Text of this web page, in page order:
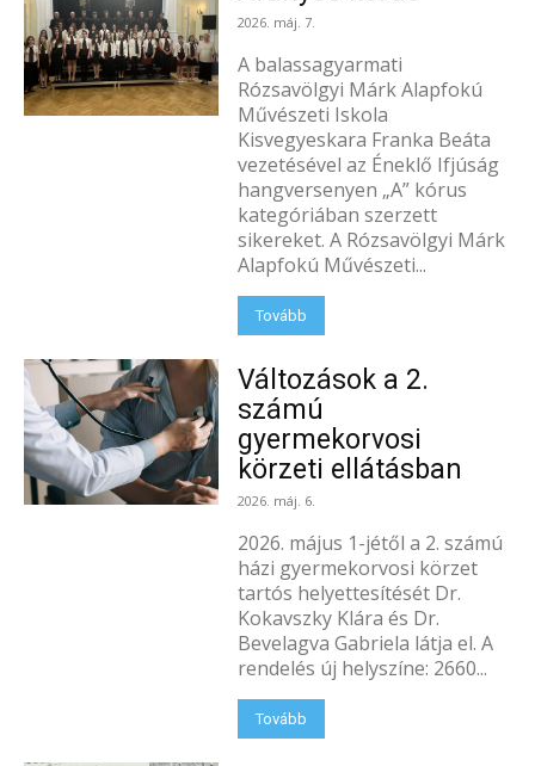
2026. máj. 7.
A balassagyarmati
Rózsavölgyi Márk Alapfokú
Művészeti Iskola
Kisvegyeskara Franka Beáta
vezetésével az Éneklő Ifjúság
hangversenyen „A” kórus
kategóriában szerzett
sikereket. A Rózsavölgyi Márk
Alapfokú Művészeti...
Tovább
Változások a 2.
számú
gyermekorvosi
körzeti ellátásban
2026. máj. 6.
2026. május 1-jétől a 2. számú
házi gyermekorvosi körzet
tartós helyettesítését Dr.
Kokavszky Klára és Dr.
Bevelagva Gabriela látja el. A
rendelés új helyszíne: 2660...
Tovább